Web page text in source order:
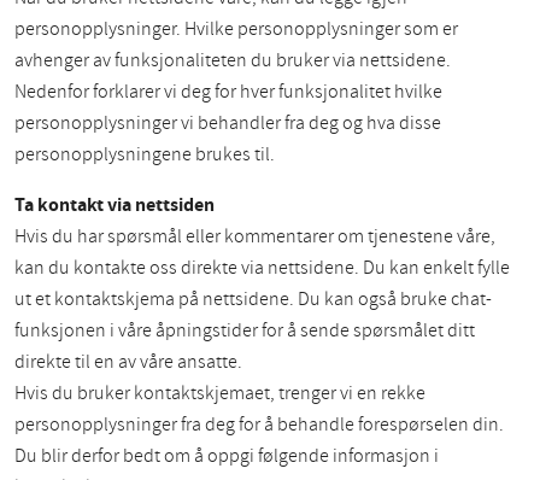
personopplysninger. Hvilke personopplysninger som er
avhenger av funksjonaliteten du bruker via nettsidene.
Nedenfor forklarer vi deg for hver funksjonalitet hvilke
personopplysninger vi behandler fra deg og hva disse
personopplysningene brukes til.
Ta kontakt via nettsiden
Hvis du har spørsmål eller kommentarer om tjenestene våre,
kan du kontakte oss direkte via nettsidene. Du kan enkelt fylle
ut et kontaktskjema på nettsidene. Du kan også bruke chat-
funksjonen i våre åpningstider for å sende spørsmålet ditt
direkte til en av våre ansatte.
Hvis du bruker kontaktskjemaet, trenger vi en rekke
personopplysninger fra deg for å behandle forespørselen din.
Du blir derfor bedt om å oppgi følgende informasjon i